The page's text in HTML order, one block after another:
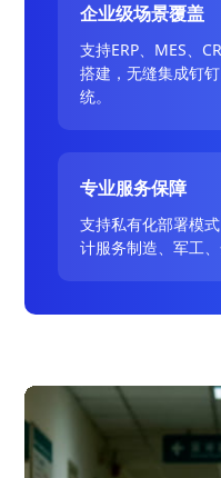
企业级场景覆盖
支持ERP、MES、
搭建，无缝集成钉
统。
专业服务保障
支持私有化部署模
计服务制造、军工